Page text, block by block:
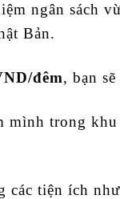
ngân sách
Bản.
đêm, bạn
mình trong
các tiện ích